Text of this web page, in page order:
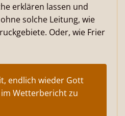
erklären lassen und
solche Leitung, wie
Oder, wie Frier
endlich wieder Gott
Wetterbericht zu